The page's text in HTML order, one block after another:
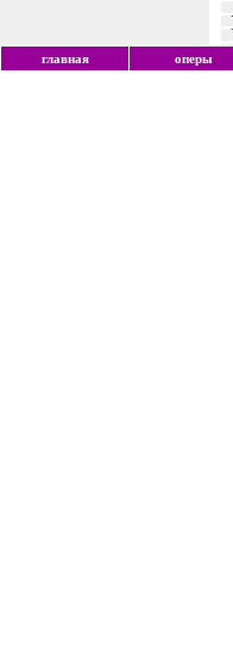
главная оперы